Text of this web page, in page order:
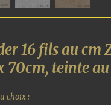
16 fils au cm
70cm, teinte
choix :